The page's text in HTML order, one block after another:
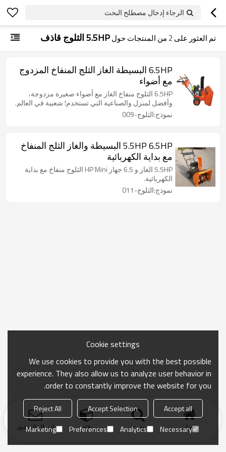
الرجاء إدخال مصطلح البحث
تم العثور على 2 من المنتجات حول5.5HP الثلوج قاذف
6.5HP البسيطة الغاز الثلج المنفاخ المزدوج
مع أضواء
6.5HP الثلوج منفاخ الغاز مع أضواء صغيرة مزدوجة،
وأفضل لمنزل والصناعية التي تستخدم! شعبية في العالم.
نموذج:الثلوج-009
5.5HP 6.5HP البسيطة والغاز الثلج المنفاخ
مع بداية الكهربائية
5.5HP الغاز و 6.5 جهاز HP Mini الثلوج منفاخ مع بداية
الكهربائية.
نموذج:الثلوج-011
منزل بحث فئة ارسال التحقيق
Cookie settings
We use cookies to provide you with the best possible
experience. They also allow us to analyze user behavior in
order to constantly improve the website for you.
Accept all
Accept Selection
Reject All
Necessary
Analytics
Preferences
Marketing